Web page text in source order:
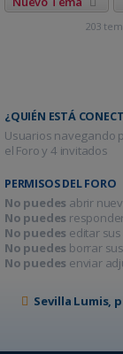
203
¿QUIÉN ESTÁ
Usuarios navegando
el Foro y 4 invitados
PERMISOS DEL FORO
No puedes abrir
No puedes
No puedes editar
No puedes borrar
No puedes enviar
Sevilla Lumis,